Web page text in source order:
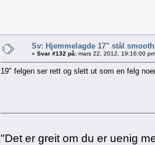
Sv: Hjemmelagde 17" stål
« Svar #132 på: mars 22, 2012, 19:16:00
19" felgen ser rett og slett ut som en felg
"Det er greit om du er uenig